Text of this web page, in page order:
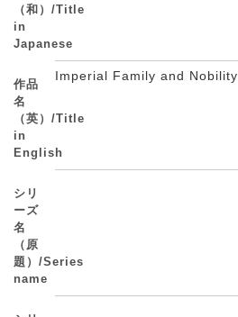
（和）/Title
in
Japanese
作品
名
（英）/Title
in
English
Imperial Family and Nobility
シリ
ーズ
名
（原
題）/Series
name